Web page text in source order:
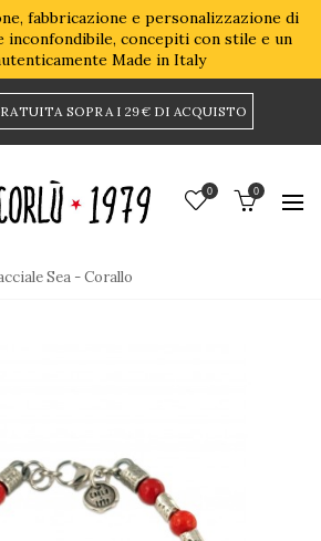
fabbricazione e personalizzazione di
concepiti con stile e un
Made in Italy
SOPRA I 29€ DI ACQUISTO
0 0
Sea - Corallo